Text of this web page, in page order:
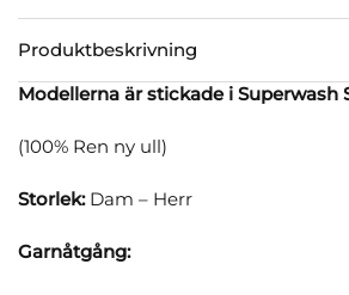
Produktbeskrivning
Modellerna är stickade i Superwash
(100% Ren ny ull)
Storlek:Dam – Herr
Garnåtgång: